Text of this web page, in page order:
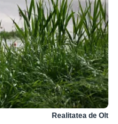
Realitatea de Olt